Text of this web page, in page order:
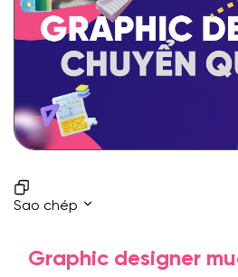
Sao chép
Graphic designer